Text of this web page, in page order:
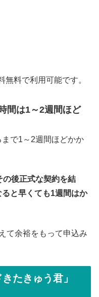
料で利用可能です。
間は1～2週間ほど
で1～2週間ほどかか
後正式な契約を結
と早くても1週間はか
て余裕をもって申込み
たきゅう君」